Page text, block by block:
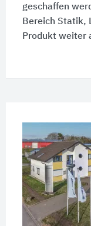
geschaffen
Bereich Statik,
Produkt weiter